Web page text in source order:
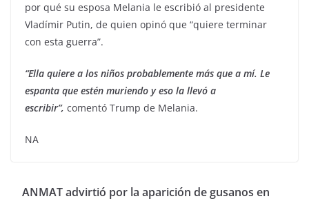
por qué su esposa Melania le escribió al presidente
Vladímir Putin, de quien opinó que “quiere terminar
con esta guerra”.
“Ella quiere a los niños probablemente más que a mí. Le
espanta que estén muriendo y eso la llevó a
escribir”, comentó Trump de Melania.
NA
ANMAT advirtió por la aparición de gusanos en